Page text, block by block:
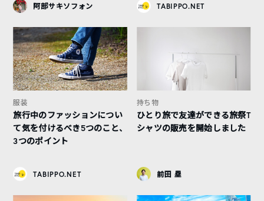
阿部サキソフォン TABIPPO.NET
服装
旅行中のファッションについ
て気を付けるべき5つのこと、
3つのポイント
TABIPPO.NET
持ち物
ひとり旅で友達ができる旅祭T
シャツの販売を開始しました
前田 塁